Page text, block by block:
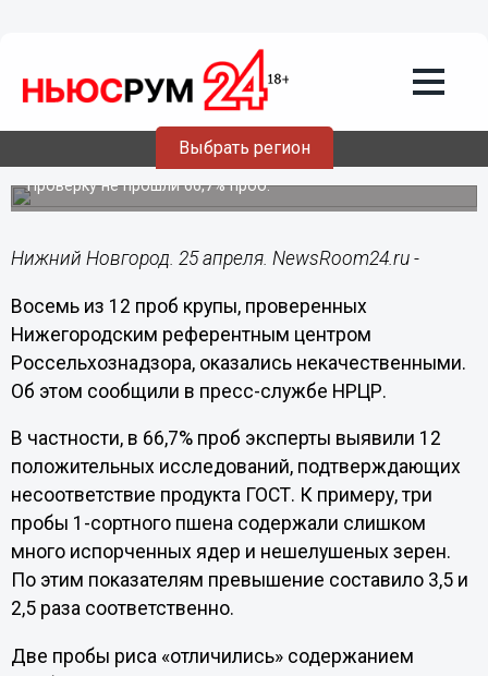
Выбрать регион
25.04.202214:43
Некачественная крупа с примесями
обнаружена в Нижегородской области
Проверку не прошли 66,7% проб.
Нижний Новгород. 25 апреля. NewsRoom24.ru -
Восемь из 12 проб крупы, проверенных
Нижегородским референтным центром
Россельхознадзора, оказались некачественными.
Об этом сообщили в пресс-службе НРЦР.
В частности, в 66,7% проб эксперты выявили 12
положительных исследований, подтверждающих
несоответствие продукта ГОСТ. К примеру, три
пробы 1-сортного пшена содержали слишком
много испорченных ядер и нешелушеных зерен.
По этим показателям превышение составило 3,5 и
2,5 раза соответственно.
Две пробы риса «отличились» содержанием